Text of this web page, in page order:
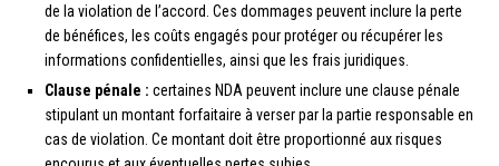
de la violation de l’accord. Ces dommages peuvent inclure la perte
de bénéfices, les coûts engagés pour protéger ou récupérer les
informations confidentielles, ainsi que les frais juridiques.
Clause pénale : certaines NDA peuvent inclure une clause pénale
stipulant un montant forfaitaire à verser par la partie responsable en
cas de violation. Ce montant doit être proportionné aux risques